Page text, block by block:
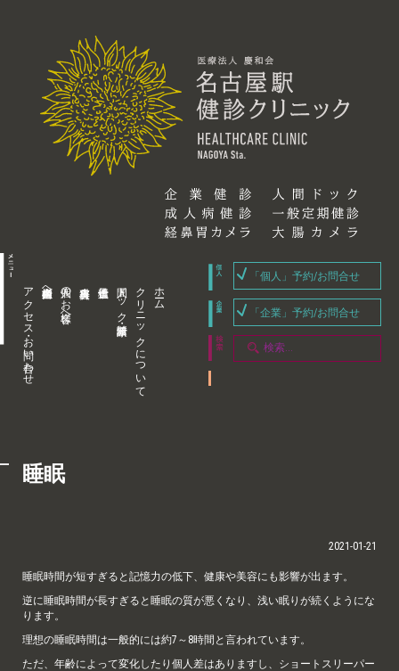
アクセス・お問い合わせ 企業内担当者様へ 個人のお客様へ 人間ドック・健康診断 クリニックについて ホーム
「個人」予約/お問合せ
「企業」予約/お問合せ
睡眠
2021-01-21
睡眠時間が短すぎると記憶力の低下、健康や美容にも影響が出ます。
逆に睡眠時間が長すぎると睡眠の質が悪くなり、浅い眠りが続くようにな
ります。
理想の睡眠時間は一般的には約7～8時間と言われています。
ただ、年齢によって変化したり個人差はありますし、ショートスリーパー